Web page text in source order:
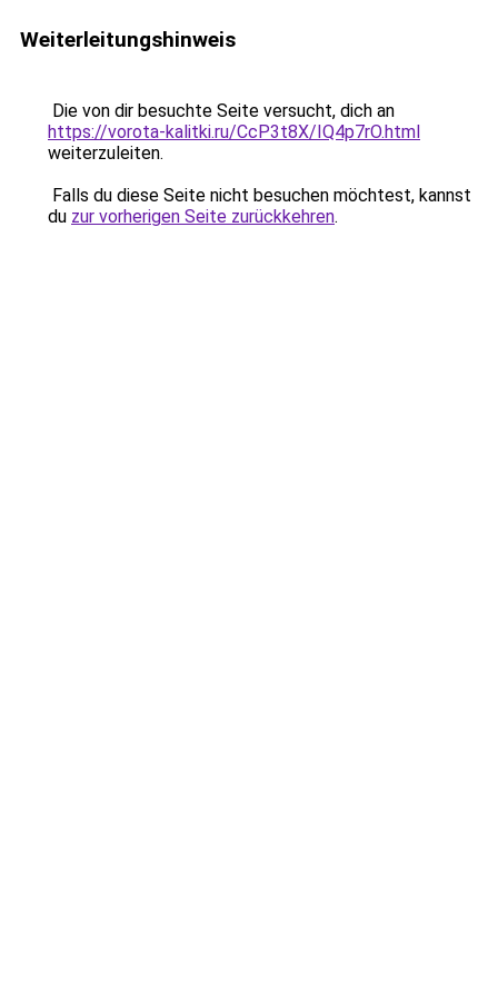
Weiterleitungshinweis
Die von dir besuchte Seite versucht, dich an
https://vorota-kalitki.ru/CcP3t8X/IQ4p7rO.html
weiterzuleiten.
Falls du diese Seite nicht besuchen möchtest, kannst
du zur vorherigen Seite zurückkehren.